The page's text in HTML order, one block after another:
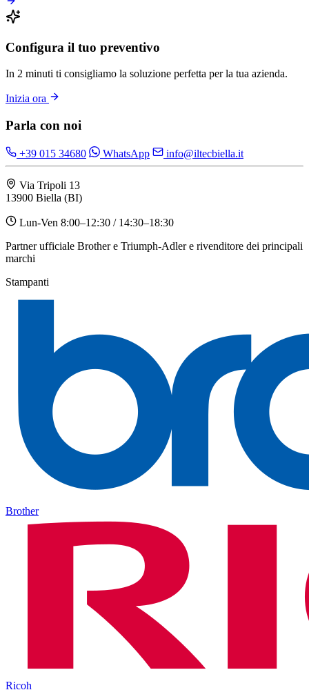
Configura il tuo preventivo
In 2 minuti ti consigliamo la soluzione perfetta per la tua azienda.
Inizia ora
Parla con noi
+39 015 34680 WhatsApp info@iltecbiella.it
Via Tripoli 13
13900 Biella (BI)
Lun-Ven 8:00–12:30 / 14:30–18:30
Partner ufficiale Brother e Triumph-Adler e rivenditore dei principali
marchi
Stampanti
Brother
Ricoh